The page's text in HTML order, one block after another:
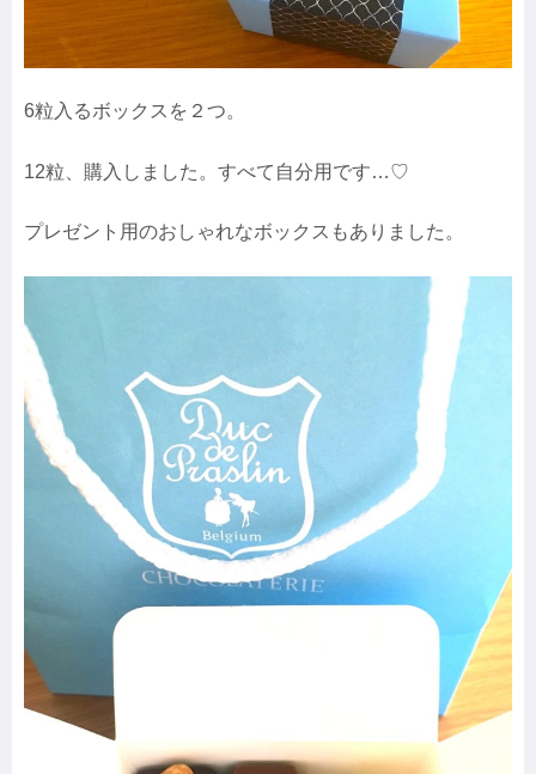
6粒入るボックスを２つ。
12粒、購入しました。すべて自分用です…♡
プレゼント用のおしゃれなボックスもありました。